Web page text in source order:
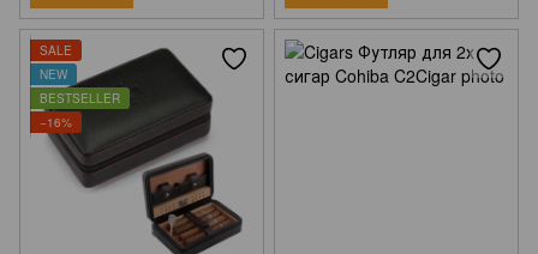
SALE
NEW
BESTSELLER
−16%